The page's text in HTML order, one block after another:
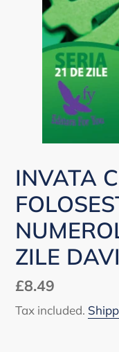
INVATA
ZILE
Regular
price
£8.49
Tax included.